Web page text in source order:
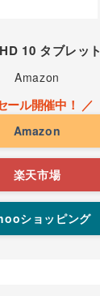
10 タブレット
Amazon
Amazon
楽天市場
ショッピング